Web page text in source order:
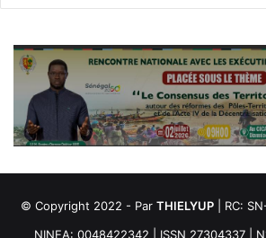
© Copyright 2022 - Par THIELYUP | RC:
NINEA: 0048422342 | ISSN 27304337 |